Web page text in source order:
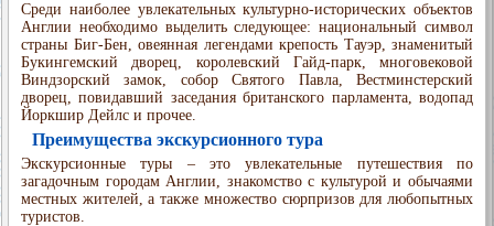
Среди наиболее увлекательных культурно-исторических объектов
Англии необходимо выделить следующее: национальный символ
страны Биг-Бен, овеянная легендами крепость Тауэр, знаменитый
Букингемский дворец, королевский Гайд-парк, многовековой
Виндзорский замок, собор Святого Павла, Вестминстерский
дворец, повидавший заседания британского парламента, водопад
Йоркшир Дейлс и прочее.
Преимущества экскурсионного тура
Экскурсионные туры – это увлекательные путешествия по
загадочным городам Англии, знакомство с культурой и обычаями
местных жителей, а также множество сюрпризов для любопытных
туристов.